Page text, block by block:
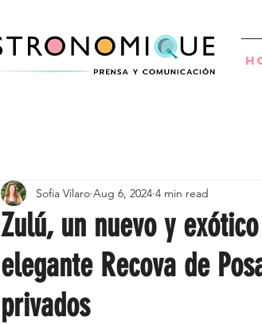
Zulú, un nuevo y
elegante Recova de
privados
Sofia Vilaro Aug 6, 2024 4 min read